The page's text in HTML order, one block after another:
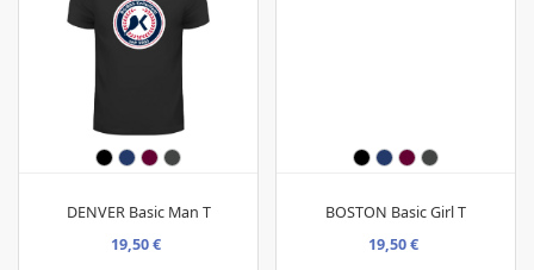
DENVER Basic Man T
19,50 €
BOSTON Basic Girl T
19,50 €